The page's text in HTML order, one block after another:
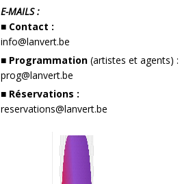
E-MAILS :
■ Contact :
info@lanvert.be
■ Programmation(artistes et agents) :
prog@lanvert.be
■ Réservations :
reservations@lanvert.be